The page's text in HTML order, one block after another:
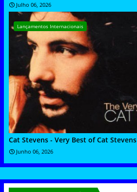
Julho 06, 2026
Lançamentos Internacionais
Cat Stevens - Very Best of Cat Stevens
Junho 06, 2026